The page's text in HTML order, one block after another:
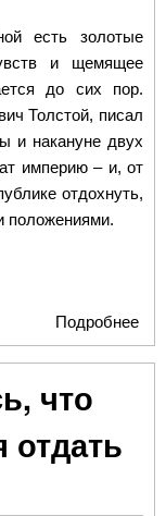
есть золотые
и щемящее
до сих пор.
Толстой, писал
и накануне двух
империю – и, от
отдохнуть,
положениями.
Подробнее
что
отдать